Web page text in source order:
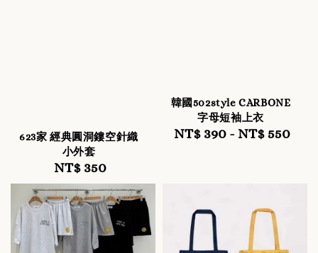
623家 經典圓洞鏤空針織
小外套
Regular
price
NT$ 350
韓國502style CARBONE
字母短袖上衣
Regular
NT$ 390 - NT$ 550